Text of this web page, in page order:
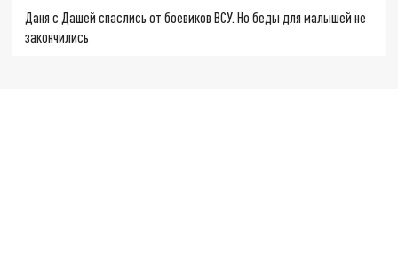
Даня с Дашей спаслись от боевиков ВСУ. Но беды для малышей не
закончились